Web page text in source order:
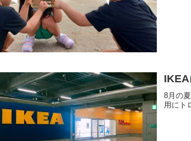
IKEA
8月の
用にト